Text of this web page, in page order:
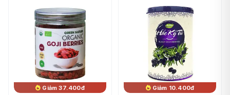
Giảm 37.400đ
Giảm 10.400đ